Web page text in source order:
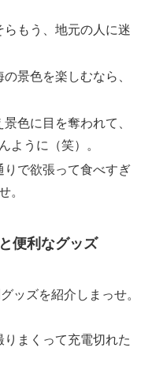
もう、地元の人に迷
景色を楽しむなら、
色に目を奪われて、
ように（笑）。
で欲張って食べすぎ
。
便利なグッズ
ッズを紹介しまっせ。
まくって充電切れた